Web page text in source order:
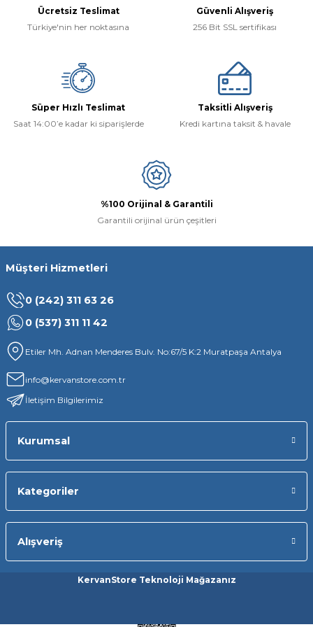
Ücretsiz Teslimat
Türkiye'nin her noktasına
Güvenli Alışveriş
256 Bit SSL sertifikası
Süper Hızlı Teslimat
Saat 14:00’e kadar ki siparişlerde
Taksitli Alışveriş
Kredi kartına taksit & havale
%100 Orijinal & Garantili
Garantili orijinal ürün çeşitleri
Müşteri Hizmetleri
0 (242) 311 63 26
0 (537) 311 11 42
Etiler Mh. Adnan Menderes Bulv. No:67/5 K:2 Muratpaşa Antalya
info@kervanstore.com.tr
İletişim Bilgilerimiz
Kurumsal
Kategoriler
Alışveriş
KervanStore Teknoloji Mağazanız